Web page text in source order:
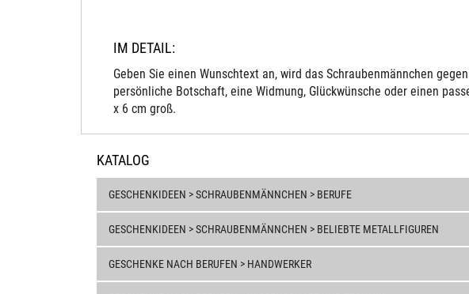
IM DETAIL:
Geben Sie einen Wunschtext an, wird das Schraubenmännchen
persönliche Botschaft, eine Widmung, Glückwünsche oder einen
x 6 cm groß.
KATALOG
GESCHENKIDEEN > SCHRAUBENMÄNNCHEN > BERUFE
GESCHENKIDEEN > SCHRAUBENMÄNNCHEN > BELIEBTE METALLFIGUREN
GESCHENKE NACH BERUFEN > HANDWERKER